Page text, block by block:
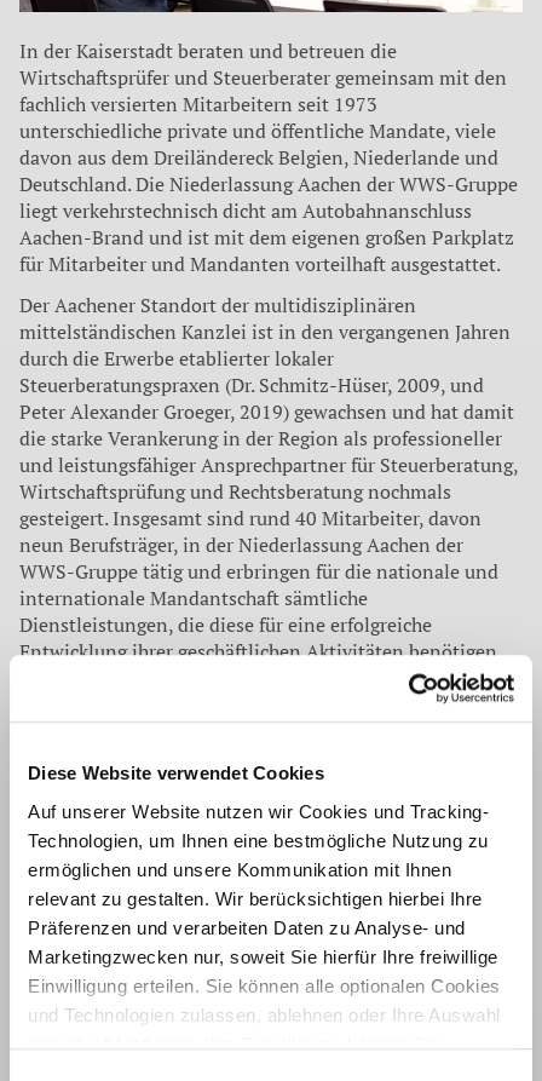
Diese Website verwendet Cookies
Auf unserer Website nutzen wir Cookies und Tracking-
Technologien, um Ihnen eine bestmögliche Nutzung zu
ermöglichen und unsere Kommunikation mit Ihnen
relevant zu gestalten. Wir berücksichtigen hierbei Ihre
Präferenzen und verarbeiten Daten zu Analyse- und
Marketingzwecken nur, soweit Sie hierfür Ihre freiwillige
Einwilligung erteilen. Sie können alle optionalen Cookies
und Technologien zulassen, ablehnen oder Ihre Auswahl
In der Kaiserstadt beraten und betreuen die
Wirtschaftsprüfer und Steuerberater gemeinsam mit den
fachlich versierten Mitarbeitern seit 1973
unterschiedliche private und öffentliche Mandate, viele
davon aus dem Dreiländereck Belgien, Niederlande und
Deutschland. Die Niederlassung Aachen der WWS-Gruppe
liegt verkehrstechnisch dicht am Autobahnanschluss
Aachen-Brand und ist mit dem eigenen großen Parkplatz
für Mitarbeiter und Mandanten vorteilhaft ausgestattet.
Der Aachener Standort der multidisziplinären
mittelständischen Kanzlei ist in den vergangenen Jahren
durch die Erwerbe etablierter lokaler
Steuerberatungspraxen (Dr. Schmitz-Hüser, 2009, und
Peter Alexander Groeger, 2019) gewachsen und hat damit
die starke Verankerung in der Region als professioneller
und leistungsfähiger Ansprechpartner für Steuerberatung,
Wirtschaftsprüfung und Rechtsberatung nochmals
gesteigert. Insgesamt sind rund 40 Mitarbeiter, davon
neun Berufsträger, in der Niederlassung Aachen der
WWS-Gruppe tätig und erbringen für die nationale und
internationale Mandantschaft sämtliche
Dienstleistungen, die diese für eine erfolgreiche
Entwicklung ihrer geschäftlichen Aktivitäten benötigen.
Durch diese konsequente Ausrichtung auf strategisch
wichtige und komplexe Beratungsdienstleistungen wächst
Aachen kontinuierlich und hat sich als starker und
vertrauensvoller Partner für Auftraggeber aus der
Privatwirtschaft und der öffentlichen Hand positioniert.
Geschäftsführung Aachen
Stefan Bette
Geschäftsführer, Diplom-Kaufmann,
Wirtschaftsprüfer, Steuerberater
Stefan Rattay